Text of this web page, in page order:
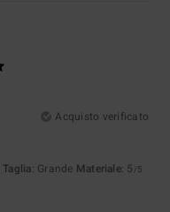
Acquisto verificato
Taglia: Grande Materiale: 5 /5